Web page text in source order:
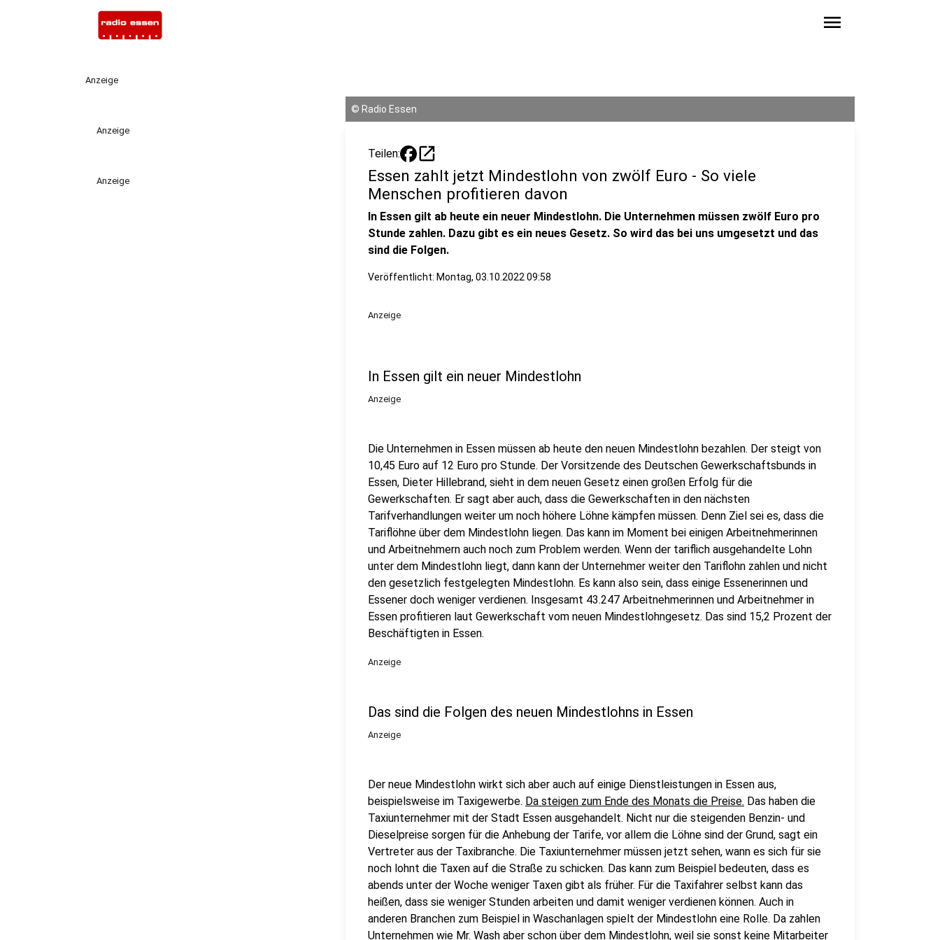
menu
Anzeige
Anzeige
Anzeige
© Radio Essen
Teilen: open_in_new
Essen zahlt jetzt Mindestlohn von zwölf Euro - So viele
Menschen profitieren davon
In Essen gilt ab heute ein neuer Mindestlohn. Die Unternehmen müssen zwölf Euro pro
Stunde zahlen. Dazu gibt es ein neues Gesetz. So wird das bei uns umgesetzt und das
sind die Folgen.
Veröffentlicht: Montag, 03.10.2022 09:58
Anzeige
In Essen gilt ein neuer Mindestlohn
Anzeige
Die Unternehmen in Essen müssen ab heute den neuen Mindestlohn bezahlen. Der steigt von
10,45 Euro auf 12 Euro pro Stunde. Der Vorsitzende des Deutschen Gewerkschaftsbunds in
Essen, Dieter Hillebrand, sieht in dem neuen Gesetz einen großen Erfolg für die
Gewerkschaften. Er sagt aber auch, dass die Gewerkschaften in den nächsten
Tarifverhandlungen weiter um noch höhere Löhne kämpfen müssen. Denn Ziel sei es, dass die
Tariflöhne über dem Mindestlohn liegen. Das kann im Moment bei einigen Arbeitnehmerinnen
und Arbeitnehmern auch noch zum Problem werden. Wenn der tariflich ausgehandelte Lohn
unter dem Mindestlohn liegt, dann kann der Unternehmer weiter den Tariflohn zahlen und nicht
den gesetzlich festgelegten Mindestlohn. Es kann also sein, dass einige Essenerinnen und
Essener doch weniger verdienen. Insgesamt 43.247 Arbeitnehmerinnen und Arbeitnehmer in
Essen profitieren laut Gewerkschaft vom neuen Mindestlohngesetz. Das sind 15,2 Prozent der
Beschäftigten in Essen.
Anzeige
Das sind die Folgen des neuen Mindestlohns in Essen
Anzeige
Der neue Mindestlohn wirkt sich aber auch auf einige Dienstleistungen in Essen aus,
beispielsweise im Taxigewerbe. Da steigen zum Ende des Monats die Preise. Das haben die
Taxiunternehmer mit der Stadt Essen ausgehandelt. Nicht nur die steigenden Benzin- und
Dieselpreise sorgen für die Anhebung der Tarife, vor allem die Löhne sind der Grund, sagt ein
Vertreter aus der Taxibranche. Die Taxiunternehmer müssen jetzt sehen, wann es sich für sie
noch lohnt die Taxen auf die Straße zu schicken. Das kann zum Beispiel bedeuten, dass es
abends unter der Woche weniger Taxen gibt als früher. Für die Taxifahrer selbst kann das
heißen, dass sie weniger Stunden arbeiten und damit weniger verdienen können. Auch in
anderen Branchen zum Beispiel in Waschanlagen spielt der Mindestlohn eine Rolle. Da zahlen
Unternehmen wie Mr. Wash aber schon über dem Mindestlohn, weil sie sonst keine Mitarbeiter